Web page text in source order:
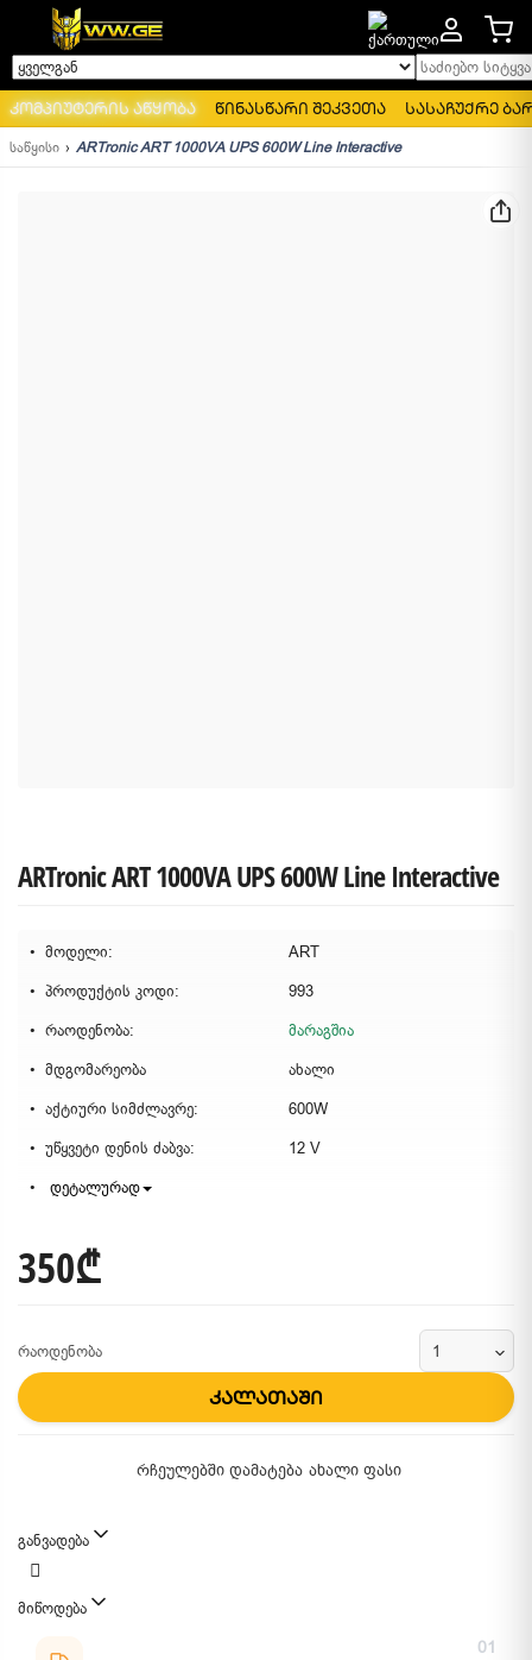
ყველგან საძიებო
კომპიუტერის აწყობა წინასწარი შეკვეთა სასაჩუქრე
საწყისი ARTronic ART 1000VA UPS 600W Line Interactive
ARTronic ART 1000VA UPS 600W Line Interactive
მოდელი:
ART
პროდუქტის კოდი:
993
რაოდენობა:
მარაგშია
მდგომარეობა
ახალი
აქტიური სიმძლავრე:
600W
უწყვეტი დენის ძაბვა:
12 V
დეტალურად
350₾
რაოდენობა
კალათაში
რჩეულებში დამატება ახალი ფასი
განვადება
მიწოდება
01